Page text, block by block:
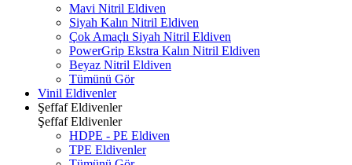
Mavi Nitril Eldiven
Siyah Kalın Nitril Eldiven
Çok Amaçlı Siyah Nitril Eldiven
PowerGrip Ekstra Kalın Nitril Eldiven
Beyaz Nitril Eldiven
Tümünü Gör
Vinil Eldivenler
Şeffaf Eldivenler
Şeffaf Eldivenler
HDPE - PE Eldiven
TPE Eldivenler